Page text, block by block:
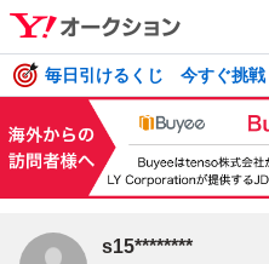
毎日引けるくじ 今すぐ挑戦
s15********